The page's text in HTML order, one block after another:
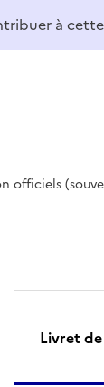
à
officiels
Livret